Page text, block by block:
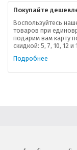
Покупайте
Воспользуйтесь
товаров при
подарим вам карту
скидкой: 5, 7, 10, 12 и
Подробнее
В помощь
Форма обратной